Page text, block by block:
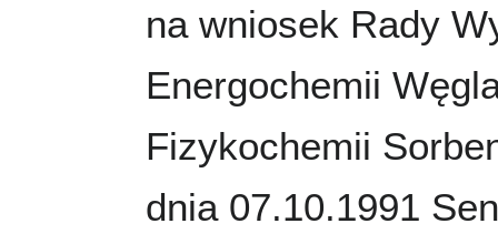
na wniosek Rady
Energochemii
Fizykochemii
dnia 07.10.1991